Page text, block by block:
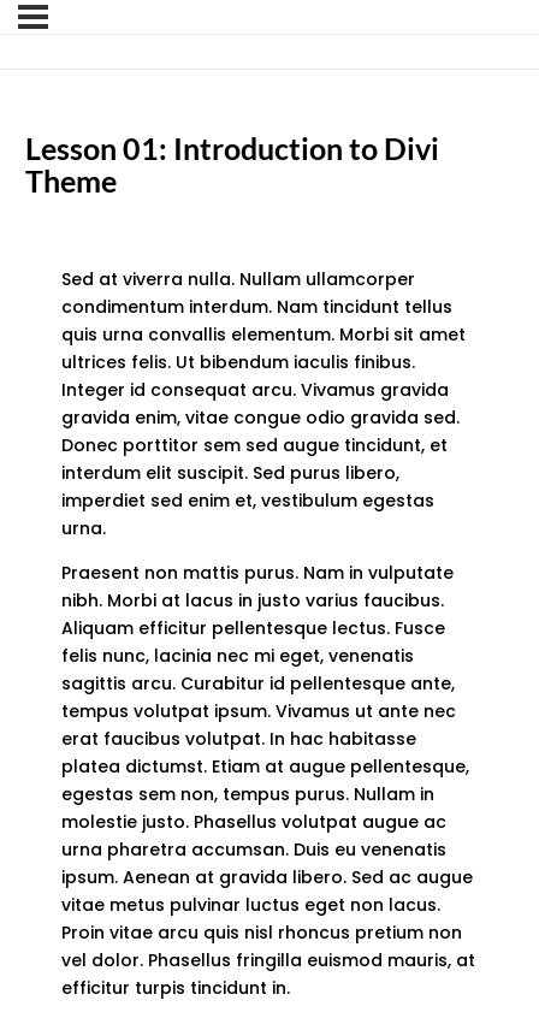
Lesson 01: Introduction to Divi
Theme
Sed at viverra nulla. Nullam ullamcorper
condimentum interdum. Nam tincidunt tellus
quis urna convallis elementum. Morbi sit amet
ultrices felis. Ut bibendum iaculis finibus.
Integer id consequat arcu. Vivamus gravida
gravida enim, vitae congue odio gravida sed.
Donec porttitor sem sed augue tincidunt, et
interdum elit suscipit. Sed purus libero,
imperdiet sed enim et, vestibulum egestas
urna.
Praesent non mattis purus. Nam in vulputate
nibh. Morbi at lacus in justo varius faucibus.
Aliquam efficitur pellentesque lectus. Fusce
felis nunc, lacinia nec mi eget, venenatis
sagittis arcu. Curabitur id pellentesque ante,
tempus volutpat ipsum. Vivamus ut ante nec
erat faucibus volutpat. In hac habitasse
platea dictumst. Etiam at augue pellentesque,
egestas sem non, tempus purus. Nullam in
molestie justo. Phasellus volutpat augue ac
urna pharetra accumsan. Duis eu venenatis
ipsum. Aenean at gravida libero. Sed ac augue
vitae metus pulvinar luctus eget non lacus.
Proin vitae arcu quis nisl rhoncus pretium non
vel dolor. Phasellus fringilla euismod mauris, at
efficitur turpis tincidunt in.